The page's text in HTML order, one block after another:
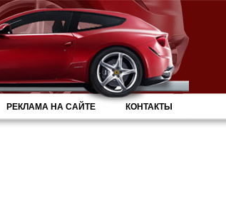
РЕКЛАМА НА САЙТЕ КОНТАКТЫ